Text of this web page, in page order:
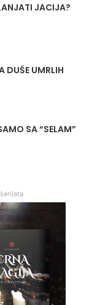
JACIJA?
DUŠE UMRLIH
SA “SELAM”